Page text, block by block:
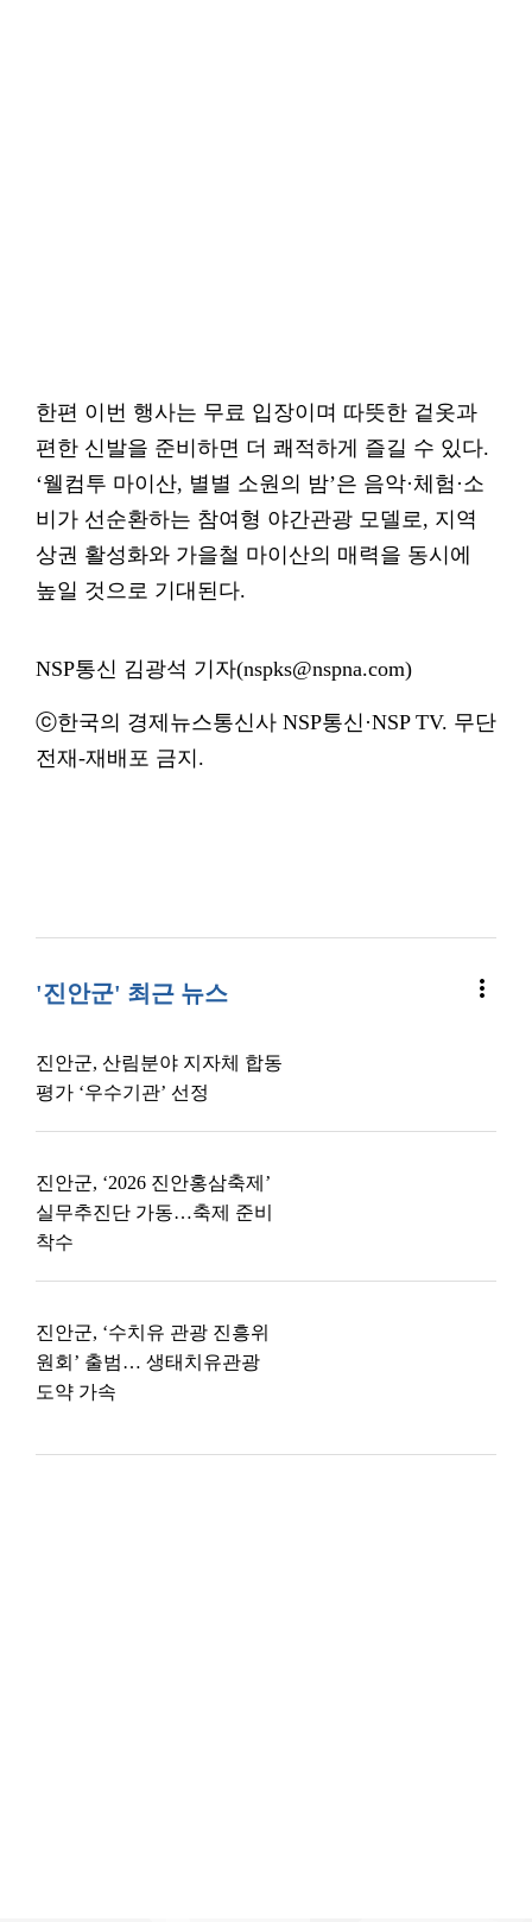
한편 이번 행사는 무료 입장이며 따뜻한 겉옷과
편한 신발을 준비하면 더 쾌적하게 즐길 수 있다.
‘웰컴투 마이산, 별별 소원의 밤’은 음악·체험·소
비가 선순환하는 참여형 야간관광 모델로, 지역
상권 활성화와 가을철 마이산의 매력을 동시에
높일 것으로 기대된다.
NSP통신 김광석 기자(nspks@nspna.com)
ⓒ한국의 경제뉴스통신사 NSP통신·NSP TV. 무단
전재-재배포 금지.
'진안군' 최근 뉴스 more_vert
진안군, 산림분야 지자체 합동
평가 ‘우수기관’ 선정
진안군, ‘2026 진안홍삼축제’
실무추진단 가동…축제 준비
착수
진안군, ‘수치유 관광 진흥위
원회’ 출범… 생태치유관광
도약 가속